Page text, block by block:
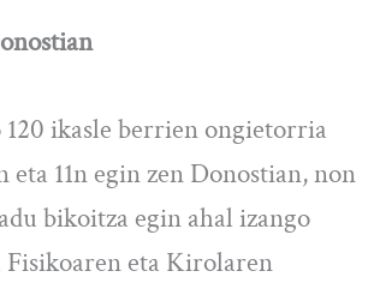
ikasle berrien ongietorria
eta 11n egin zen Donostian, non
bikoitza egin ahal izango
Fisikoaren eta Kirolaren